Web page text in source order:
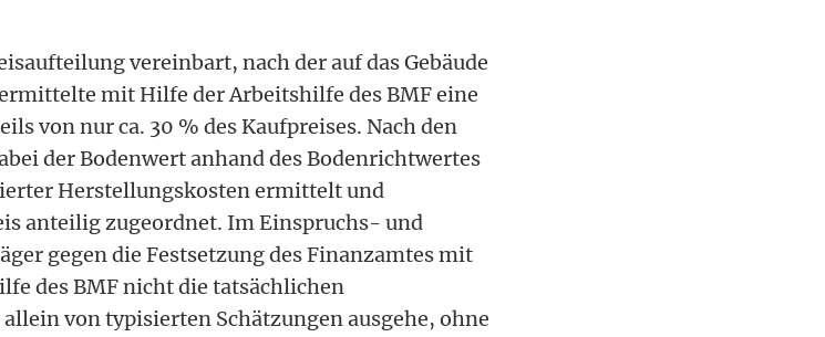
vereinbart, nach der auf das Gebäude
mit Hilfe der Arbeitshilfe des BMF eine
von nur ca. 30 % des Kaufpreises. Nach den
der Bodenwert anhand des Bodenrichtwertes
Herstellungskosten ermittelt und
anteilig zugeordnet. Im Einspruchs- und
gegen die Festsetzung des Finanzamtes mit
des BMF nicht die tatsächlichen
von typisierten Schätzungen ausgehe, ohne